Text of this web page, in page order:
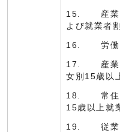
15. 産業(
よび就業者
16. 労働力
17. 産業（
女別15歳以
18. 常住地
15歳以上就
19. 従業地